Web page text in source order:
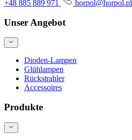
+48 885 889 971 horpol@horpol.pl
Unser Angebot
Dioden-Lampen
Glühlampen
Rückstrahler
Accessoires
Produkte